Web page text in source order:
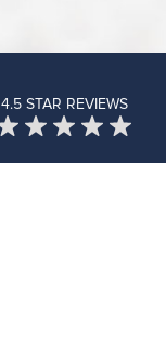
4.5 STAR REVIEWS